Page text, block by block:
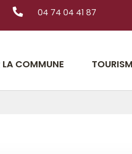
04 74 04 41 87
LA COMMUNE